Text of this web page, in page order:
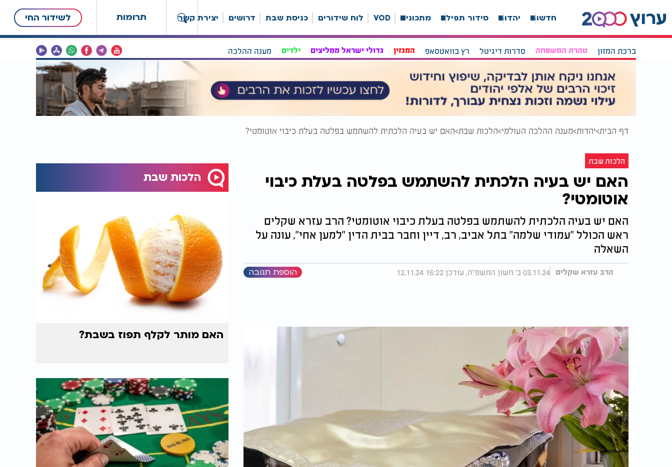
תרומות לשידור החי חדשות יהדות סידור תפילה מתכונים VOD לוח שידורים כניסת שבת דרושים יצירת קשר
ברכת המזון טהרת המשפחה סדרות דיגיטל רץ בוואטסאפ המגזין גדולי ישראל ממליצים ילדים מענה ההלכה
דף הבית יהדות מענה ההלכה העולמי הלכות שבת האם יש בעיה הלכתית להשתמש בפלטה בעלת כיבוי אוטומטי?
הלכות שבת
האם יש בעיה הלכתית להשתמש בפלטה בעלת כיבוי
אוטומטי?
האם יש בעיה הלכתית להשתמש בפלטה בעלת כיבוי אוטומטי? הרב עזרא שקלים
ראש הכולל "עמודי שלמה" בתל אביב, רב, דיין וחבר בבית הדין "למען אחי", עונה על
השאלה
הרב עזרא שקלים 03.11.24 ב' חשון התשפ"ה, עודכן 16:22 12.11.24 הוספת תגובה
הלכות שבת
האם מותר לקלף תפוז בשבת?